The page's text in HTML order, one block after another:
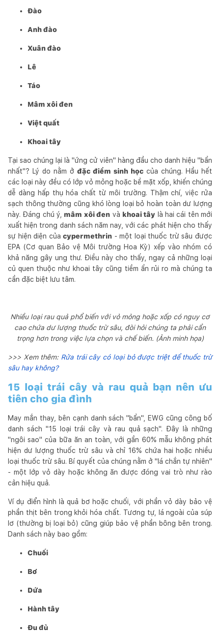
Đào
Anh đào
Xuân đào
Lê
Táo
Mâm xôi đen
Việt quất
Khoai tây
Tại sao chúng lại là "ứng cử viên" hàng đầu cho danh hiệu "bẩn
nhất"? Lý do nằm ở đặc điểm sinh học của chúng. Hầu hết
các loại này đều có lớp vỏ mỏng hoặc bề mặt xốp, khiến chúng
dễ dàng hấp thụ hóa chất từ môi trường. Thậm chí, việc rửa
sạch thông thường cũng khó lòng loại bỏ hoàn toàn dư lượng
này. Đáng chú ý, mâm xôi đen và khoai tây là hai cái tên mới
xuất hiện trong danh sách năm nay, với các phát hiện cho thấy
sự hiện diện củacypermethrin - một loại thuốc trừ sâu được
EPA (Cơ quan Bảo vệ Môi trường Hoa Kỳ) xếp vào nhóm có
khả năng gây ung thư. Điều này cho thấy, ngay cả những loại
củ quen thuộc như khoai tây cũng tiềm ẩn rủi ro mà chúng ta
cần đặc biệt lưu tâm.
Nhiều loại rau quả phổ biến với vỏ mỏng hoặc xốp có nguy cơ
cao chứa dư lượng thuốc trừ sâu, đòi hỏi chúng ta phải cẩn
trọng hơn trong việc lựa chọn và chế biến. (Ảnh minh họa)
>>> Xem thêm: Rửa trái cây có loại bỏ được triệt để thuốc trừ
sâu hay không?
15 loại trái cây và rau quả bạn nên ưu
tiên cho gia đình
May mắn thay, bên cạnh danh sách "bẩn", EWG cũng công bố
danh sách "15 loại trái cây và rau quả sạch". Đây là những
"ngôi sao" của bữa ăn an toàn, với gần 60% mẫu không phát
hiện dư lượng thuốc trừ sâu và chỉ 16% chứa hai hoặc nhiều
loại thuốc trừ sâu. Bí quyết của chúng nằm ở "lá chắn tự nhiên"
- một lớp vỏ dày hoặc không ăn được đóng vai trò như rào
cản hiệu quả.
Ví dụ điển hình là quả bơ hoặc chuối, với phần vỏ dày bảo vệ
phần thịt bên trong khỏi hóa chất. Tương tự, lá ngoài của súp
lơ (thường bị loại bỏ) cũng giúp bảo vệ phần bông bên trong.
Danh sách này bao gồm:
Chuối
Bơ
Dứa
Hành tây
Đu đủ